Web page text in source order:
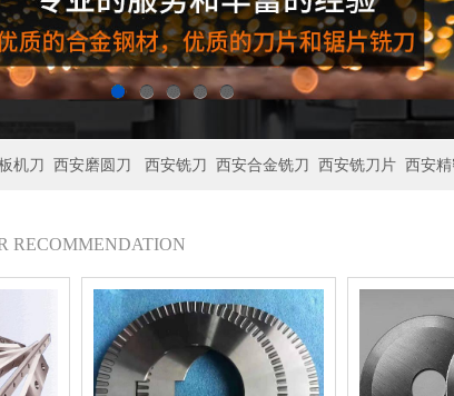
机刀 西安磨圆刀 西安铣刀 西安合金铣刀 西安铣刀片 西安
RECOMMENDATION